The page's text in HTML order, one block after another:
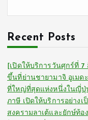
Recent Posts
[เปิดให้บริการวันศุกร์ที่
ขึ้นที่ย่านชายามาจิ อูเมดะ
ที่ใหญ่ที่สุดแห่งหนึ่งในญี่ปุ่
ภาษี เปิดให้บริการอย่างเ
สงครามลาเต้และยักษ์ท้อ